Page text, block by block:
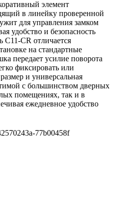
элемент
в линейку проверенной
для управления замком
удобство и безопасность
CR отличается
на стандартные
передает усилие поворота
фиксировать или
и универсальная
с большинством дверных
помещениях, так и в
ежедневное удобство
77b00458f